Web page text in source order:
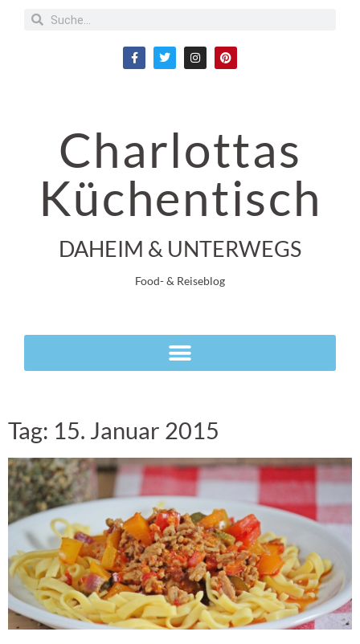
Charlottas
Küchentisch
DAHEIM & UNTERWEGS
Food- & Reiseblog
Tag: 15. Januar 2015